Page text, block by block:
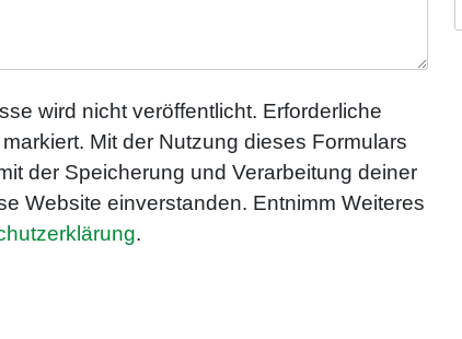
wird nicht veröffentlicht. Erforderliche
Mit der Nutzung dieses Formulars
der Speicherung und Verarbeitung deiner
Website einverstanden. Entnimm Weiteres
.